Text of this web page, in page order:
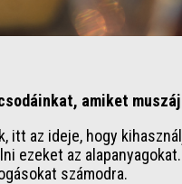
amiket
itt az ideje, hogy
ezeket az
számodra.